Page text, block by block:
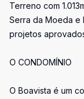
Terreno com
Serra da Moeda e
projetos
O CONDOMÍNIO
O Boavista é um